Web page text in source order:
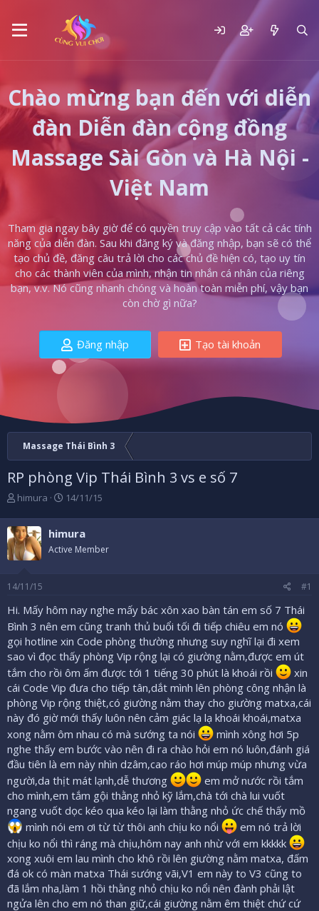
Chào mừng bạn đến với diễn
đàn Diễn đàn cộng đồng
Massage Sài Gòn và Hà Nội -
Việt Nam
Tham gia ngay bây giờ để có quyền truy cập vào tất cả các tính
năng của diễn đàn. Sau khi đăng ký và đăng nhập, bạn sẽ có thể
tạo chủ đề, đăng câu trả lời cho các chủ đề hiện có, tạo uy tín
cho các thành viên của mình, nhận tin nhắn cá nhân của riêng
bạn, v.v. Nó cũng nhanh chóng và hoàn toàn miễn phí, vậy bạn
còn chờ gì nữa?
Đăng nhập Tạo tài khoản
Massage Thái Bình 3
RP phòng Vip Thái Bình 3 vs e số 7
B
t
đ
ầ
u
himura
N
à
y
b
u
14/11/15
himura
Active Member
14/11/15 #1
Hi. Mấy hôm nay nghe mấy bác xôn xao bàn tán em số 7 Thái
Bình 3 nên em cũng tranh thủ buổi tối đi tiếp chiêu em nó
gọi hotline xin Code phòng thường nhưng suy nghĩ lại đi xem
sao vì đọc thấy phòng Vip rộng lại có giường nằm,được em út
tắm cho rồi ôm ấm được tới 1 tiếng 30 phút là khoái rồi
xin
cái Code Vip đưa cho tiếp tân,dắt mình lên phòng công nhận là
phòng Vip rộng thiệt,có giường nằm thay cho giường matxa,cái
này đó giờ mới thấy luôn nên cảm giác lạ lạ khoái khoái,matxa
xong nằm ôm nhau có mà sướng ta nói
mình xông hơi 5p
nghe thấy em bước vào nên đi ra chào hỏi em nó luôn,đánh giá
đầu tiên là em này nhìn dzâm,cao ráo hơi múp múp nhưng vừa
người,da thịt mát lạnh,dễ thương
em mở nước rồi tắm
cho mình,em tắm gội thằng nhỏ kỹ lắm,chà tới chà lui vuốt
ngang vuốt dọc kéo qua kéo lại làm thằng nhỏ ức chế thấy mồ
mình nói em ơi từ từ thôi anh chịu ko nổi
em nó trả lời
chịu ko nổi thì ráng mà chịu,hôm nay anh nhừ với em kkkkk
xong xuôi em lau mình cho khô rồi lên giường nằm matxa, đấm
đá ok có màn matxa Thái sướng vãi,V1 em này to V3 cũng to
đã lắm nha,làm 1 hồi thằng nhỏ chịu ko nổi nên đành phải lật
ngửa lên cho em nó than giữ,cái giường nằm êm thiệt chứ cứ